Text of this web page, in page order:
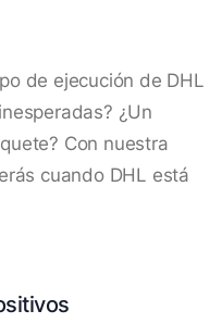
de ejecución de DHL
¿Un
Con nuestra
cuando DHL está